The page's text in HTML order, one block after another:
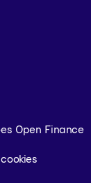
a sexta das 9hs às
Open Finance